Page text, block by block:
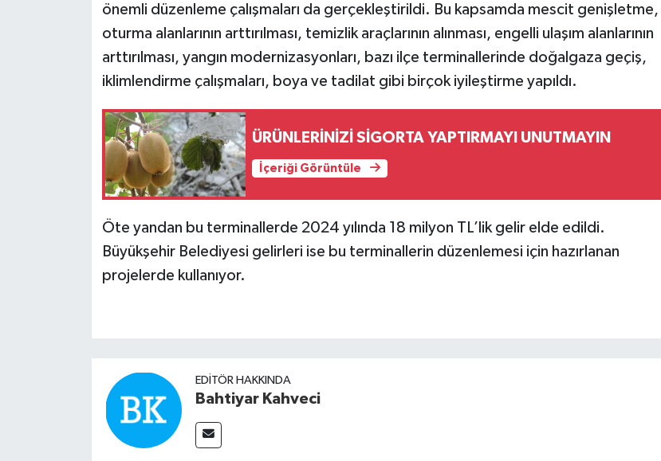
önemli düzenleme çalışmaları da gerçekleştirildi. Bu kapsamda mescit genişletme,
oturma alanlarının arttırılması, temizlik araçlarının alınması, engelli ulaşım alanlarının
arttırılması, yangın modernizasyonları, bazı ilçe terminallerinde doğalgaza geçiş,
iklimlendirme çalışmaları, boya ve tadilat gibi birçok iyileştirme yapıldı.
ÜRÜNLERİNİZİ SİGORTA YAPTIRMAYI UNUTMAYIN
İçeriği Görüntüle
Öte yandan bu terminallerde 2024 yılında 18 milyon TL’lik gelir elde edildi.
Büyükşehir Belediyesi gelirleri ise bu terminallerin düzenlemesi için hazırlanan
projelerde kullanıyor.
EDITÖR HAKKINDA
Bahtiyar Kahveci